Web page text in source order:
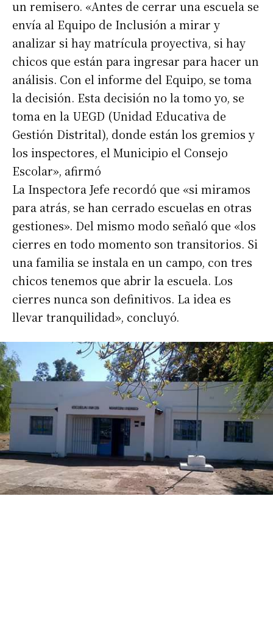
Suscribirme gratis
Dirección de correo electrónico
Nombre
Apellidos
Número de teléfono
un remisero. «Antes de cerrar una escuela se
envía al Equipo de Inclusión a mirar y
analizar si hay matrícula proyectiva, si hay
chicos que están para ingresar para hacer un
análisis. Con el informe del Equipo, se toma
la decisión. Esta decisión no la tomo yo, se
toma en la UEGD (Unidad Educativa de
Gestión Distrital), donde están los gremios y
los inspectores, el Municipio el Consejo
Escolar», afirmó
La Inspectora Jefe recordó que «si miramos
para atrás, se han cerrado escuelas en otras
gestiones». Del mismo modo señaló que «los
cierres en todo momento son transitorios. Si
una familia se instala en un campo, con tres
chicos tenemos que abrir la escuela. Los
cierres nunca son definitivos. La idea es
llevar tranquilidad», concluyó.